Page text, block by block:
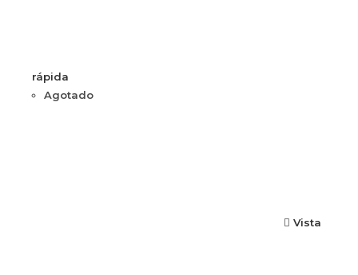
rápida
Agotado
Vista